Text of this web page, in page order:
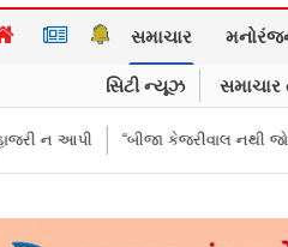
સમાચાર
સિટી ન્યૂઝ સમાચાર
“બીજા કેજરીવાલ નથી જોઈતા”: